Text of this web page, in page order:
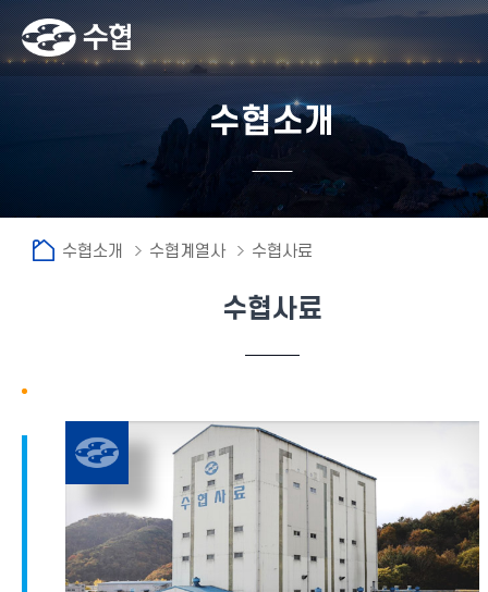
수협소개
수협소개 수협계열사 수협사료
수협사료
fnctId=sitemenu,menuViewType=tab